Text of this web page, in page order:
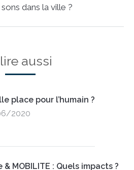
Next
dans la ville ?
aussi
place pour l’humain ?
2020
& MOBILITE : Quels impacts ?